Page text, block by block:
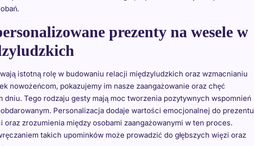
prezenty na wesele w
istotną rolę w budowaniu relacji międzyludzkich oraz wzmacnianiu
nowożeńcom, pokazujemy im nasze zaangażowanie oraz chęć
Tego rodzaju gesty mają moc tworzenia pozytywnych wspomnień
Personalizacja dodaje wartości emocjonalnej do prezentu
zrozumienia między osobami zaangażowanymi w ten proces.
takich upominków może prowadzić do głębszych więzi oraz